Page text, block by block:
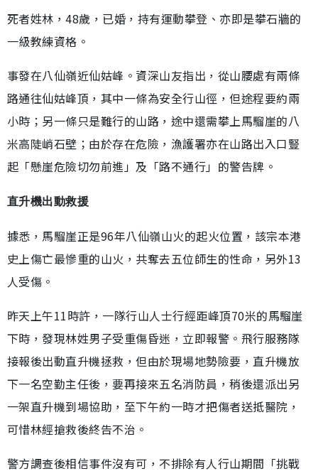
死者姓林，48歲，已婚，持有運動攀登、亦即是攀石牆的
一級教練資格。
事發在八仙嶺近仙姑峰。資深山友指出，從山腰處有兩條
路通往仙姑峰頂，其中一條為安全行山徑，但途程要約兩
小時；另一條只是難行的山路，途中還需攀上馬騮崖的八
米高陡峭石壁；由於存在危險，漁護署亦在山路出入口豎
起「懸崖危險切勿前進」及「路不通行」的警告牌。
直升機出動救援
據悉，馬騮崖正是96年八仙嶺山火的起火位置，該宗本港
史上傷亡最慘重的山火，共奪去五位師生的性命，另外13
人受傷。
昨天上午11時許，一隊行山人士行經距峰頂70米的馬騮崖
下時，發現林姓男子受重傷昏迷，立即報警。飛行服務隊
接報後出動直升機拯救，但由於現場地勢險要，直升機放
下一名空勤主任後，要再接來五名消防員，稍後還派出另
一架直升機到場協助，至下午約一時才把傷者送抵醫院，
可惜林經搶救後終告不治。
警方調查後相信事件沒有可，不排除有人行山期間「挑戰